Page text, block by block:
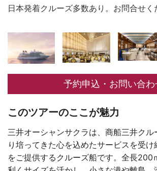
日本発着クルーズ多数あり。お問合せく
予約申込・お問い合わ
このツアーのここが魅力
三井オーシャンサクラは、商船三井クル
り培ってきた心を込めたサービスを受
をご提供するクルーズ船です。全長200